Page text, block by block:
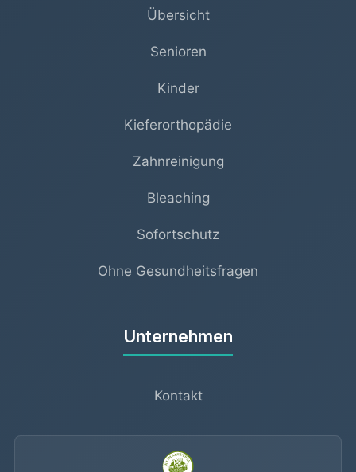
Übersicht
Senioren
Kinder
Kieferorthopädie
Zahnreinigung
Bleaching
Sofortschutz
Ohne Gesundheitsfragen
Unternehmen
Kontakt